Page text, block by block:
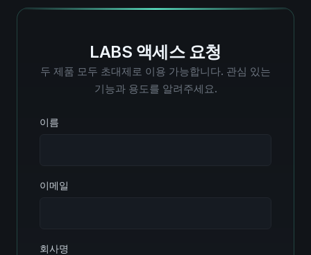
LABS 액세스 요청
두 제품 모두 초대제로 이용 가능합니다. 관심 있는
기능과 용도를 알려주세요.
이름
이메일
회사명